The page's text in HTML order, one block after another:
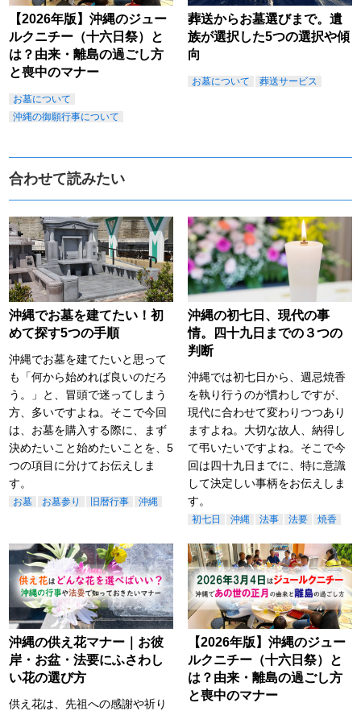
【2026年版】沖縄のジュー
ルクニチー（十六日祭）と
は？由来・離島の過ごし方
と喪中のマナー
お墓について
沖縄の御願行事について
葬送からお墓選びまで。遺
族が選択した5つの選択や傾
向
お墓について 葬送サービス
合わせて読みたい
沖縄でお墓を建てたい！初
めて探す5つの手順
沖縄でお墓を建てたいと思って
も「何から始めれば良いのだろ
う。」と、冒頭で迷ってしまう
方、多いですよね。そこで今回
は、お墓を購入する際に、まず
決めたいこと始めたいことを、5
つの項目に分けてお伝えしま
す。
お墓 お墓参り 旧暦行事 沖縄
沖縄の初七日、現代の事
情。四十九日までの３つの
判断
沖縄では初七日から、週忌焼香
を執り行うのが慣わしですが、
現代に合わせて変わりつつあり
ますよね。大切な故人、納得し
て弔いたいですよね。そこで今
回は四十九日までに、特に意識
して決定しい事柄をお伝えしま
す。
初七日 沖縄 法事 法要 焼香
沖縄の供え花マナー｜お彼
岸・お盆・法要にふさわし
い花の選び方
供え花は、先祖への感謝や祈り
【2026年版】沖縄のジュー
ルクニチー（十六日祭）と
は？由来・離島の過ごし方
と喪中のマナー